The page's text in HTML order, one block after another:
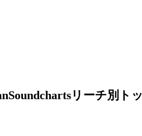
リーチ別ト